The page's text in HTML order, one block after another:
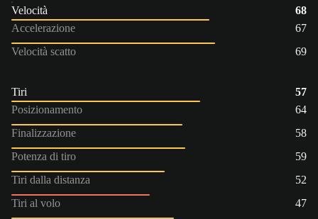
Velocità
68
Accelerazione
67
Velocità scatto
69
Tiri
57
Posizionamento
64
Finalizzazione
58
Potenza di tiro
59
Tiri dalla distanza
52
Tiri al volo
47